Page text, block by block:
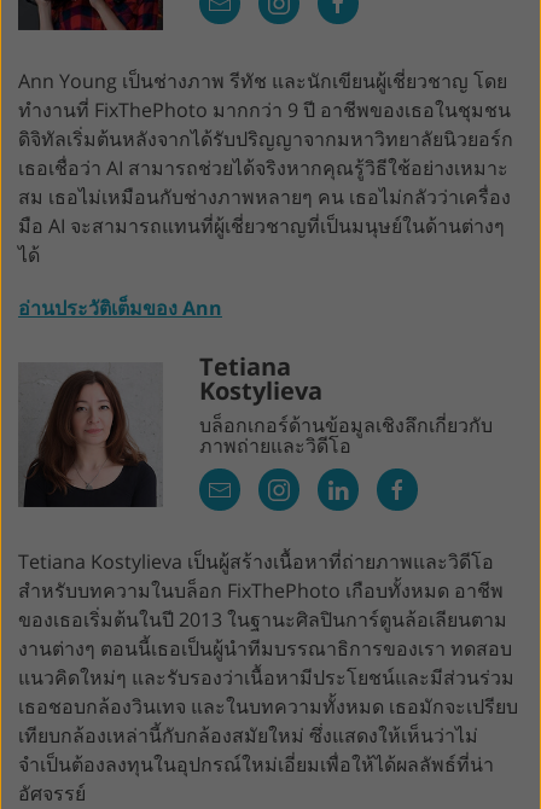
Ann Young เป็นช่างภาพ รีทัช และนักเขียนผู้เชี่ยวชาญ โดย
ทำงานที่ FixThePhoto มากกว่า 9 ปี อาชีพของเธอในชุมชน
ดิจิทัลเริ่มต้นหลังจากได้รับปริญญาจากมหาวิทยาลัยนิวยอร์ก
เธอเชื่อว่า AI สามารถช่วยได้จริงหากคุณรู้วิธีใช้อย่างเหมาะ
สม เธอไม่เหมือนกับช่างภาพหลายๆ คน เธอไม่กลัวว่าเครื่อง
มือ AI จะสามารถแทนที่ผู้เชี่ยวชาญที่เป็นมนุษย์ในด้านต่างๆ
ได้
อ่านประวัติเต็มของ Ann
Tetiana
Kostylieva
บล็อกเกอร์ด้านข้อมูลเชิงลึกเกี่ยวกับ
ภาพถ่ายและวิดีโอ
Tetiana Kostylieva เป็นผู้สร้างเนื้อหาที่ถ่ายภาพและวิดีโอ
สำหรับบทความในบล็อก FixThePhoto เกือบทั้งหมด อาชีพ
ของเธอเริ่มต้นในปี 2013 ในฐานะศิลปินการ์ตูนล้อเลียนตาม
งานต่างๆ ตอนนี้เธอเป็นผู้นำทีมบรรณาธิการของเรา ทดสอบ
แนวคิดใหม่ๆ และรับรองว่าเนื้อหามีประโยชน์และมีส่วนร่วม
เธอชอบกล้องวินเทจ และในบทความทั้งหมด เธอมักจะเปรียบ
เทียบกล้องเหล่านี้กับกล้องสมัยใหม่ ซึ่งแสดงให้เห็นว่าไม่
จำเป็นต้องลงทุนในอุปกรณ์ใหม่เอี่ยมเพื่อให้ได้ผลลัพธ์ที่น่า
อัศจรรย์